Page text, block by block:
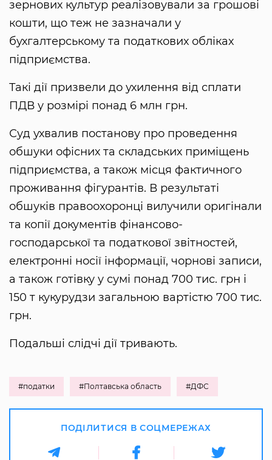
зернових культур реалізовували за грошові
кошти, що теж не зазначали у
бухгалтерському та податкових обліках
підприємства.
Такі дії призвели до ухилення від сплати
ПДВ у розмірі понад 6 млн грн.
Суд ухвалив постанову про проведення
обшуки офісних та складських приміщень
підприємства, а також місця фактичного
проживання фігурантів. В результаті
обшуків правоохоронці вилучили оригінали
та копії документів фінансово-
господарської та податкової звітностей,
електронні носії інформації, чорнові записи,
а також готівку у сумі понад 700 тис. грн і
150 т кукурудзи загальною вартістю 700 тис.
грн.
Подальші слідчі дії тривають.
#податки #Полтавська область #ДФС
ПОДІЛИТИСЯ В СОЦМЕРЕЖАХ